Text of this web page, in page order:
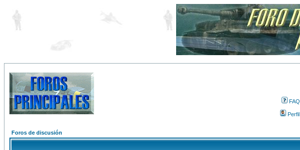
FAQ
Perfil
Foros de discusión